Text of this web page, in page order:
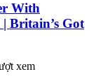
With
Britain’s Got
xem